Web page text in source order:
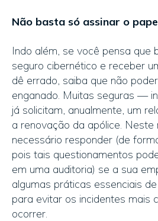
Não basta só assinar o
Indo além, se você pensa que
seguro cibernético e receber
dê errado, saiba que não
enganado. Muitas seguras —
já solicitam, anualmente, um
a renovação da apólice. Neste
necessário responder (de
pois tais questionamentos
em uma auditoria) se a sua
algumas práticas essenciais
para evitar os incidentes mais
ocorrer.